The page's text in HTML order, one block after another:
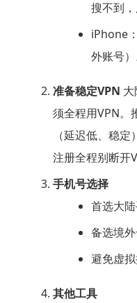
搜不到，
iPhone
外账号）
准备稳定VPN
须全程用VPN。
（延迟低、稳
注册全程别断开
手机号选择
首选大陆
备选境
避免虚拟
其他工具